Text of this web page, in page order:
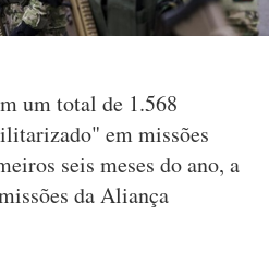
um total de 1.568
em missões
seis meses do ano, a
da Aliança